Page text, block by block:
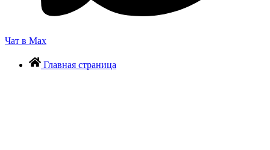
Чат в Max
Главная страница